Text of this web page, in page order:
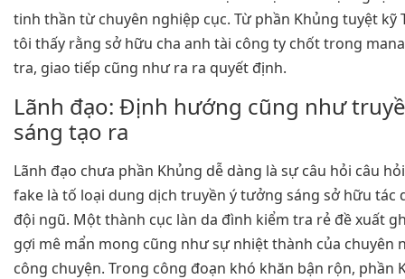
tinh thần từ chuyên nghiệp cục. Từ phần Khủng tuyệt kỹ
tôi thấy rằng sở hữu cha anh tài công ty chốt trong
tra, giao tiếp cũng như ra ra quyết định.
Lãnh đạo: Định hướng cũng như
sáng tạo ra
Lãnh đạo chưa phần Khủng dễ dàng là sự câu hỏi câu
fake là tố loại dung dịch truyền ý tưởng sáng sở hữu tác
đội ngũ. Một thành cục làn da đình kiểm tra rẻ đề xuất
gợi mê mẩn mong cũng như sự nhiệt thành của chuyên
công chuyện. Trong công đoạn khó khăn bận rộn, phần